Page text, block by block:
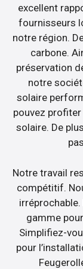
excellent
fournisseurs
notre région.
carbone.
préservation
notre
solaire
pouvez profiter
solaire. De
Notre travail
compétitif.
gamme
Simplifiez-
pour